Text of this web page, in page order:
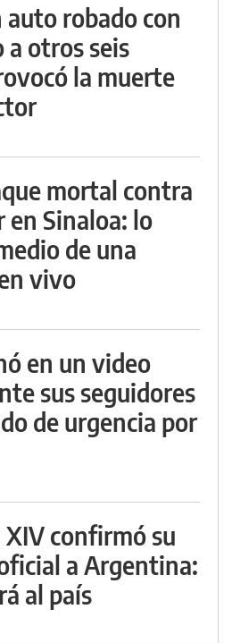
auto robado con
a otros seis
la muerte
mortal contra
Sinaloa: lo
de una
vivo
en un video
sus seguidores
de urgencia por
XIV confirmó su
a Argentina:
al país